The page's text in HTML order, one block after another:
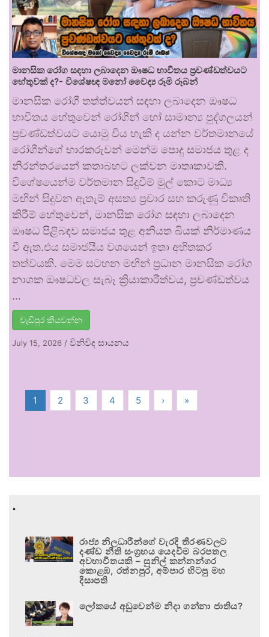
මානසික රෝග සඳහා ලබාදෙන ඖෂධ භාවිතය ප්‍රචණ්ඩත්වයට
හේතුවක් ද?- විශේෂඥ මනෝ වෛද්‍ය රූමි රූබන්
මානසික රෝගී තත්ත්වයන් සඳහා ලබාදෙන ඖෂධ
භාවිතය හේතුවෙන් රෝගීන් හෝ සාමාන්‍ය පුද්ගලයන්
ප්‍රචණ්ඩත්වයට යොමු විය හැකි ද යන්න වර්තමානයේ
රෝගීන්ගේ භාරකරුවන් මෙන්ම පොදු සමාජය තුළ ද
නිරන්තරයෙන් කතාබහට ලක්වන මාතෘකාවකි.
විශේෂයෙන්ම වර්තමාන සිදුවීම් මුල් කොට මාධ්‍ය
මඟින් සිදුවන ඇතැම් අසත්‍ය ප්‍රචාර සහ කරුණු විකෘති
කිරීම් හේතුවෙන්, මානසික රෝග සඳහා ලබාදෙන
ඖෂධ පිළිබඳව සමාජය තුළ අනියත බියක් නිර්මාණය
වී ඇත.එය සමාජයීය වශයෙන් ඉතා අහිතකර
තත්වයකි. මෙම සටහන මඟින් ප්‍රධාන මානසික රෝග
නාශක ඖෂධවල සැබෑ ක්‍රියාකාරීත්වය, ප්‍රචණ්ඩත්වය
…
වැඩිපුර කියවන්න
July 15, 2026 / විනිවිද සායනය
1 2 3 4 5 › »
.
රාජ්‍ය නිලධාරීන්ගේ වැරදි තීරණවලට
දණ්ඩ නීති සංග්‍රහය යෙදවීම බරපතල
අවභාවිතයකි – සුනිල් කන්නන්ගර
කොළඹ, රත්නපුර, අම්පාර හිටපු මහ
දිසාපති
ලෝකයේ අඩුවෙන්ම නිදා ගන්නා ජාතිය?